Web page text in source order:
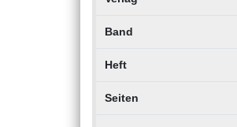
Band
Heft
Seiten